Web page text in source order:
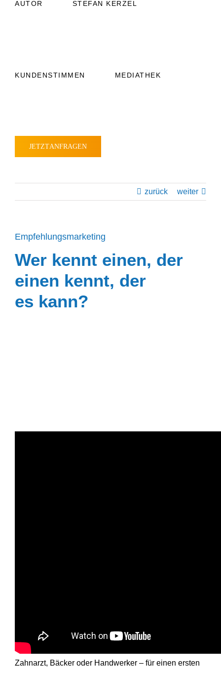
AUTOR STEFAN KERZEL
KUNDEN­STIMMEN MEDIATHEK
JETZTANFRAGEN
zurück weiter
Empfeh­lungs­mar­keting
Wer kennt einen, der
einen kennt, der
es kann?
Umgebung müssen die Netzwerke für Leben und
Beruf neu gewebt werden. Ob Kinder­garten, Makler,
Zahnarzt, Bäcker oder Handwerker – für einen ersten